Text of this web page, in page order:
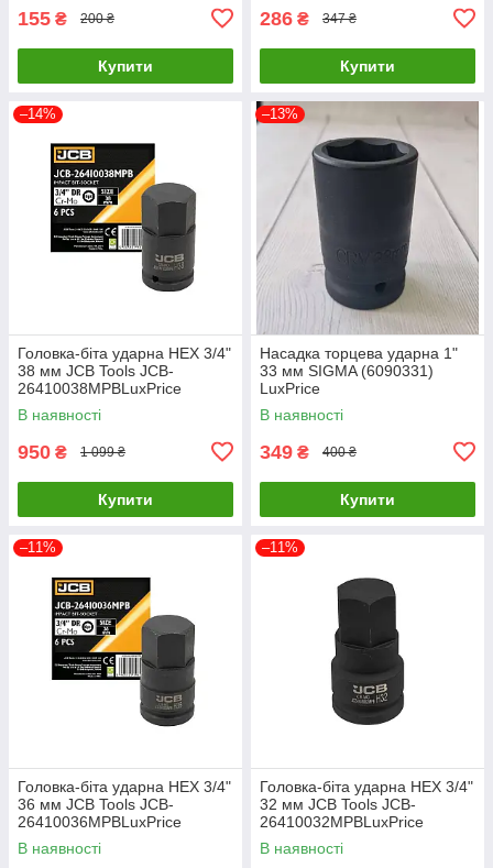
155 ₴ 200 ₴
Купити
286 ₴ 347 ₴
Купити
–14%
Головка-біта ударна HEX 3/4"
38 мм JCB Tools JCB-
26410038MPBLuxPrice
В наявності
950 ₴ 1 099 ₴
Купити
–13%
Насадка торцева ударна 1"
33 мм SIGMA (6090331)
LuxPrice
В наявності
349 ₴ 400 ₴
Купити
–11%
Головка-біта ударна HEX 3/4"
36 мм JCB Tools JCB-
26410036MPBLuxPrice
В наявності
–11%
Головка-біта ударна HEX 3/4"
32 мм JCB Tools JCB-
26410032MPBLuxPrice
В наявності